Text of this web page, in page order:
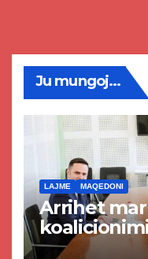
Ju mungoj...
LAJME MAQEDONI
Arrihet
Kurtit dhe